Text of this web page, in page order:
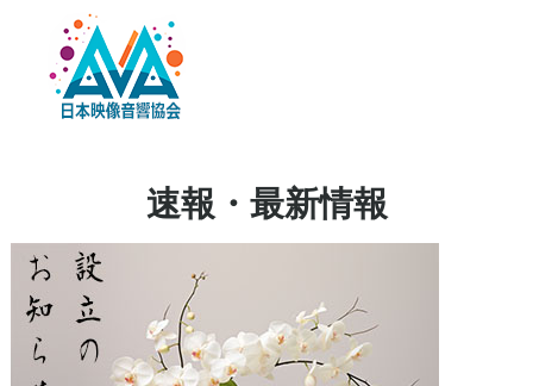
速報・最新情報